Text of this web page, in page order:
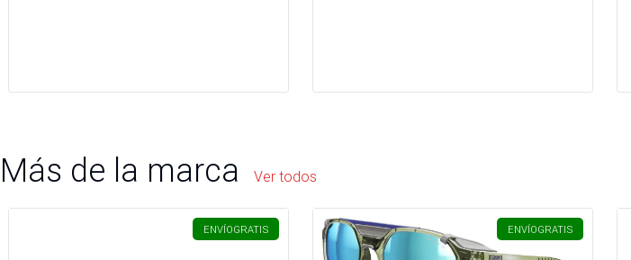
Más de la marca Ver todos
ENVÍOGRATIS ENVÍOGRATIS